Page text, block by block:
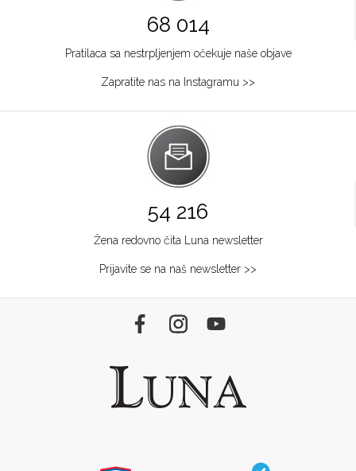
68 014
Pratilaca sa nestrpljenjem očekuje naše objave
Zapratite nas na Instagramu >>
54 216
Žena redovno čita Luna newsletter
Prijavite se na naš newsletter >>